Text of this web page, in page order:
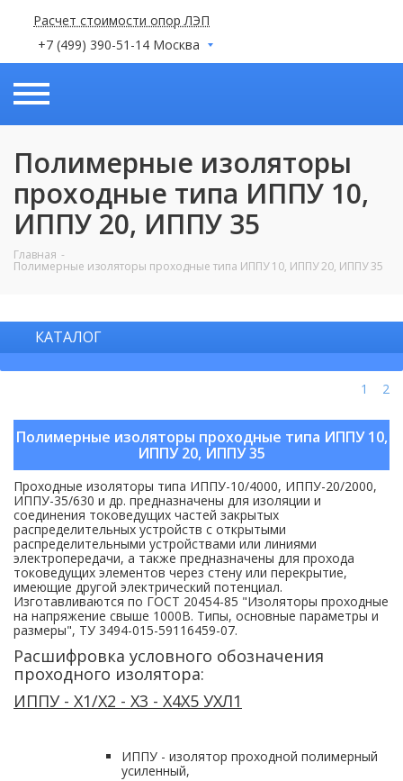
Расчет стоимости опор ЛЭП
+7 (499) 390-51-14 Москва
Полимерные изоляторы
проходные типа ИППУ 10,
ИППУ 20, ИППУ 35
Главная
Полимерные изоляторы проходные типа ИППУ 10, ИППУ 20, ИППУ 35
1 2
Полимерные изоляторы проходные типа ИППУ 10,
ИППУ 20, ИППУ 35
Проходные изоляторы типа ИППУ-10/4000, ИППУ-20/2000,
ИППУ-35/630 и др. предназначены для изоляции и
соединения токоведущих частей закрытых
распределительных устройств с открытыми
распределительными устройствами или линиями
электропередачи, а также предназначены для прохода
токоведущих элементов через стену или перекрытие,
имеющие другой электрический потенциал.
Изготавливаются по ГОСТ 20454-85 "Изоляторы проходные
на напряжение свыше 1000В. Типы, основные параметры и
размеры", ТУ 3494-015-59116459-07.
Расшифровка условного обозначения
проходного изолятора:
ИППУ - Х1/Х2 - X3 - Х4Х5 УХЛ1
ИППУ - изолятор проходной полимерный
усиленный,
КАТАЛОГ